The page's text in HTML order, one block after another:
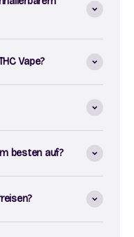
Vape?
besten auf?